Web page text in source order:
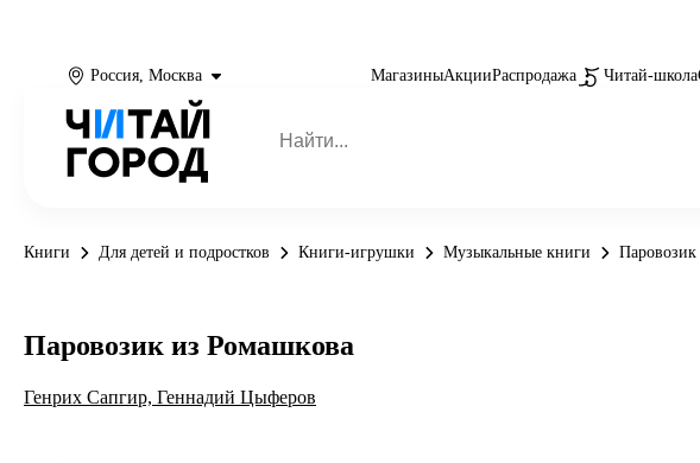
Россия, Москва МагазиныАкцииРаспродажа Читай-школа
Книги Для детей и подростков Книги-игрушки Музыкальные книги
Паровозик из Ромашкова
Генрих Сапгир, Геннадий Цыферов